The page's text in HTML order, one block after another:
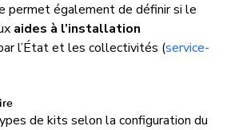
permet également de définir si le
aides à l’installation
l’État et les collectivités (service-
de kits selon la configuration du